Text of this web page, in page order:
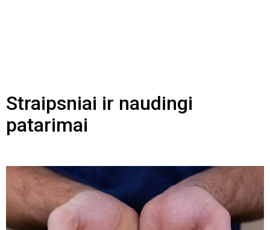
Straipsniai ir naudingi
patarimai